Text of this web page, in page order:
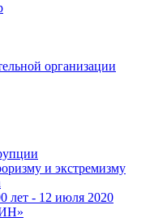
организации
и экстремизму
- 12 июля 2020